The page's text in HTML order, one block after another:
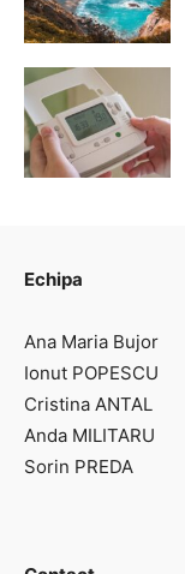
Echipa
Ana Maria Bujor
Ionut POPESCU
Cristina ANTAL
Anda MILITARU
Sorin PREDA